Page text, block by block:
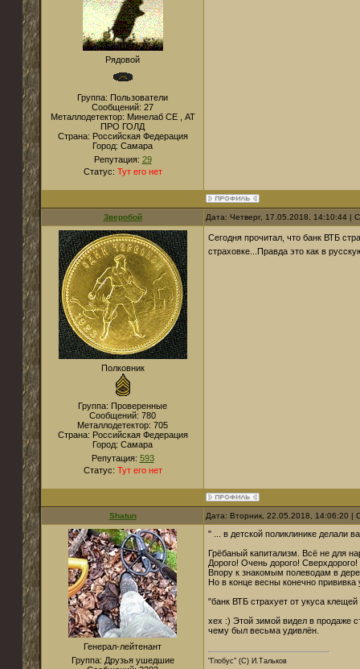
Рядовой
Группа: Пользователи
Сообщений: 27
Металлодетектор: Минелаб СЕ , АТ
ПРО ГОЛД
Страна: Российская Федерация
Город: Самара
Репутация: 29
Статус: Тут его нет
Зверобой Дата: Четверг, 17.05.2018, 14:10:44 |
Полковник
Группа: Проверенные
Сообщений: 780
Металлодетектор: 705
Страна: Российская Федерация
Город: Самара
Репутация: 593
Статус: Тут его нет
Сегодня прочитал, что банк ВТБ
страховке...Правда это как в
Shatun Дата: Вторник, 22.05.2018, 14:06:20
Генерал-лейтенант
Группа: Друзья ушедшие
" ... в детской поликлинике делали
Грёбаный капитализм. Всё не для
Дорого! Очень дорого!
Впору к знакомым полеводам в
Но в конце весны конечно
"банк ВТБ страхует от укуса клещей
хех :) Этой зимой видел в продаже
чему был весьма удивлён.
"Глобус" (С) И.Тальков